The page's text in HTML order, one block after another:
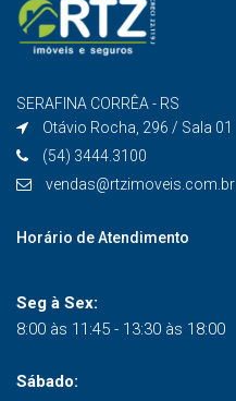
SERAFINA CORRÊA - RS
Otávio Rocha, 296 / Sala 01
(54) 3444.3100
vendas@rtzimoveis.com.br
Horário de Atendimento
Seg à Sex:
8:00 às 11:45 - 13:30 às 18:00
Sábado: